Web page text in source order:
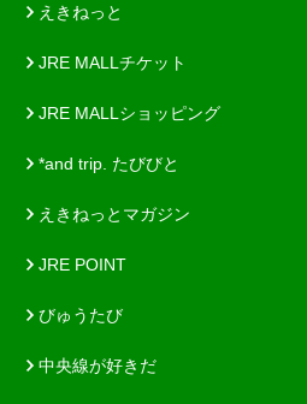
えきねっと
JRE MALLチケット
JRE MALLショッピング
*and trip. たびびと
えきねっとマガジン
JRE POINT
びゅうたび
中央線が好きだ